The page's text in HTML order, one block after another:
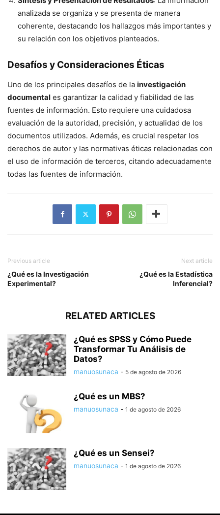
analizada se organiza y se presenta de manera
coherente, destacando los hallazgos más importantes y
su relación con los objetivos planteados.
Desafíos y Consideraciones Éticas
Uno de los principales desafíos de la investigación
documental es garantizar la calidad y fiabilidad de las
fuentes de información. Esto requiere una cuidadosa
evaluación de la autoridad, precisión, y actualidad de los
documentos utilizados. Además, es crucial respetar los
derechos de autor y las normativas éticas relacionadas con
el uso de información de terceros, citando adecuadamente
todas las fuentes de información.
Previous article
¿Qué es la Investigación
Experimental?
Next article
¿Qué es la Estadística
Inferencial?
RELATED ARTICLES
¿Qué es SPSS y Cómo Puede
Transformar Tu Análisis de
Datos?
manuosunaca - 5 de agosto de 2026
¿Qué es un MBS?
manuosunaca - 1 de agosto de 2026
¿Qué es un Sensei?
manuosunaca - 1 de agosto de 2026